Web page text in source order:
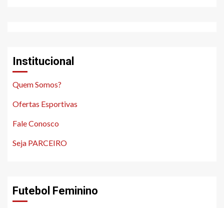
Institucional
Quem Somos?
Ofertas Esportivas
Fale Conosco
Seja PARCEIRO
Futebol Feminino